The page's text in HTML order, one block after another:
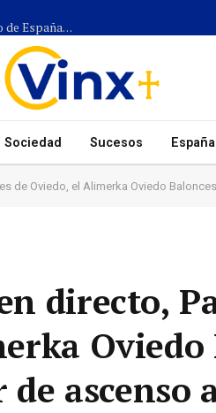
Más de 1.300 efectivos participarán en el dispositivo coordinado entre el Gobierno de España, el Principado de Asturias y los ayuntamientos para el eclipse del 12 de agosto
Sociedad Sucesos España
de Oviedo, el Alimerka Oviedo
directo,
Oviedo
ascenso